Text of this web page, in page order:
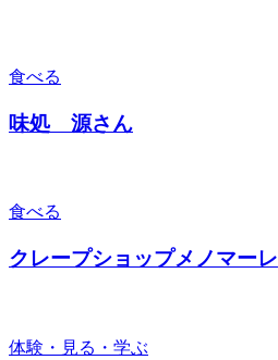
食べる
味処 源さん
食べる
クレープショップメノマーレ
体験・見る・学ぶ